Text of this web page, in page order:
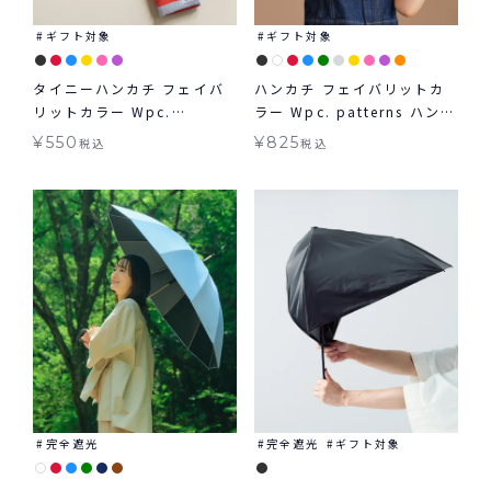
ギフト対象
タイニーハンカチ フェイバ
リットカラー Wpc.
patterns ハンカチ ギフト対
¥550 税込
ギフト対象
ハンカチ フェイバリットカ
ラー Wpc. patterns ハンカ
チ ギフト対象 ≪メール便対
¥825税込
完全遮光 完全遮光 ギフト対象